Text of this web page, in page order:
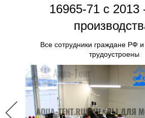
16965-71 с 2013
Все сотрудники граждане РФ
трудоустроены